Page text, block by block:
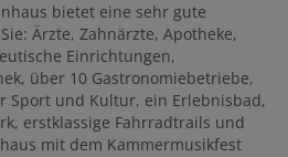
bietet eine sehr gute
Ärzte, Zahnärzte, Apotheke,
Einrichtungen,
über 10 Gastronomiebetriebe,
Sport und Kultur, ein Erlebnisbad,
erstklassige Fahrradtrails und
mit dem Kammermusikfest